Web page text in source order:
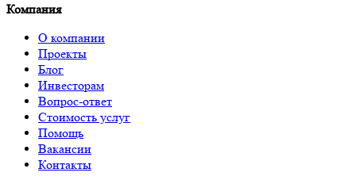
Компания
О компании
Проекты
Блог
Инвесторам
Вопрос-ответ
Стоимость услуг
Помощь
Вакансии
Контакты